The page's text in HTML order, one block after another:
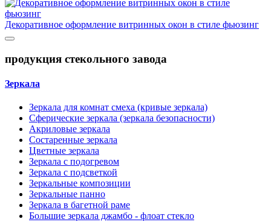
Декоративное оформление витринных окон в стиле фьюзинг
продукция стекольного завода
Зеркала
Зеркала для комнат смеха (кривые зеркала)
Сферические зеркала (зеркала безопасности)
Акриловые зеркала
Состаренные зеркала
Цветные зеркала
Зеркала с подогревом
Зеркала с подсветкой
Зеркальные композиции
Зеркальные панно
Зеркала в багетной раме
Большие зеркала джамбо - флоат стекло